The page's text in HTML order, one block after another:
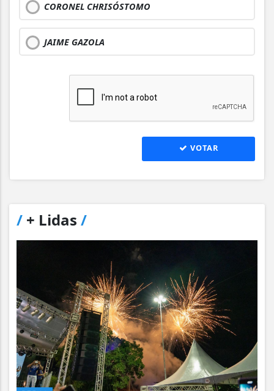
CORONEL CHRISÓSTOMO
JAIME GAZOLA
VOTAR
/ + Lidas /